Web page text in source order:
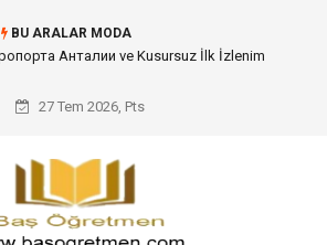
BU ARALAR MODA
Анталии ve Kusursuz İlk İzlenim
27 Tem 2026, Pts